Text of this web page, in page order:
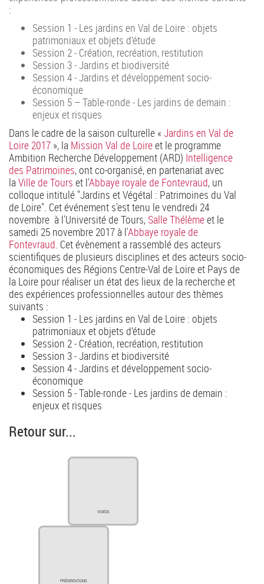
:
Session 1 ‐ Les jardins en Val de Loire : objets
patrimoniaux et objets d’étude
Session 2 ‐ Création, recréation, restitution
Session 3 ‐ Jardins et biodiversité
Session 4 ‐ Jardins et développement socio‐
économique
Session 5 – Table‐ronde ‐ Les jardins de demain :
enjeux et risques
Dans le cadre de la saison culturelle « Jardins en Val de
Loire 2017 », la Mission Val de Loireet le programme
Ambition Recherche Développement (ARD) Intelligence
des Patrimoines, ont co-organisé, en partenariat avec
la Ville de Tours et l'Abbaye royale de Fontevraud, un
colloque intitulé "Jardins et Végétal : Patrimoines du Val
de Loire". Cet événement s'est tenu le vendredi 24
novembre à l'Université de Tours, Salle Thélèmeet le
samedi 25 novembre 2017 à l'Abbaye royale de
Fontevraud . Cet évènement a rassemblé des acteurs
scientifiques de plusieurs disciplines et des acteurs socio‐
économiques des Régions Centre‐Val de Loire et Pays de
la Loire pour réaliser un état des lieux de la recherche et
des expériences professionnelles autour des thèmes
suivants :
Session 1 ‐ Les jardins en Val de Loire : objets
patrimoniaux et objets d’étude
Session 2 ‐ Création, recréation, restitution
Session 3 ‐ Jardins et biodiversité
Session 4 ‐ Jardins et développement socio‐
économique
Session 5 - Table‐ronde ‐ Les jardins de demain :
enjeux et risques
Retour sur...
VIDÉOS
PRÉSENTATIONS